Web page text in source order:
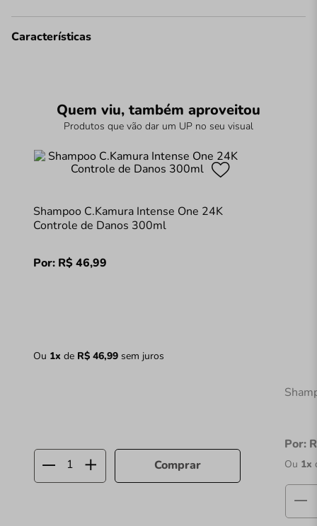
Características
Quem viu, também aproveitou
Produtos que vão dar um UP no seu visual
Shampoo C.Kamura Intense One 24K
Controle de Danos 300ml
Por: R$46,99
Ou 1x de R$ 46,99sem juros
Comprar
Por:
Ou 1x